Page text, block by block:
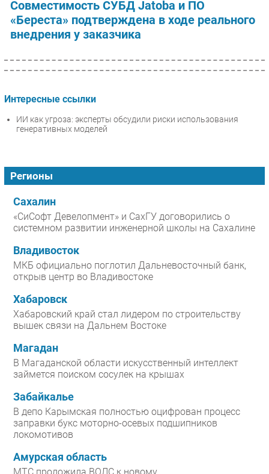
Совместимость СУБД Jatoba и ПО
«Береста» подтверждена в ходе реального
внедрения у заказчика
Интересные ссылки
ИИ как угроза: эксперты обсудили риски использования
генеративных моделей
Регионы
Сахалин
«СиСофт Девелопмент» и СахГУ договорились о
системном развитии инженерной школы на Сахалине
Владивосток
МКБ официально поглотил Дальневосточный банк,
открыв центр во Владивостоке
Хабаровск
Хабаровский край стал лидером по строительству
вышек связи на Дальнем Востоке
Магадан
В Магаданской области искусственный интеллект
займется поиском сосулек на крышах
Забайкалье
В депо Карымская полностью оцифрован процесс
заправки букс моторно-осевых подшипников
локомотивов
Амурская область